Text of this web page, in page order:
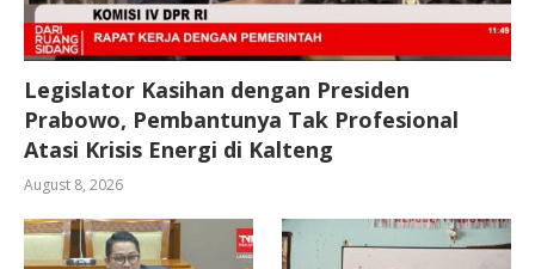
Legislator Kasihan dengan Presiden
Prabowo, Pembantunya Tak Profesional
Atasi Krisis Energi di Kalteng
August 8, 2026